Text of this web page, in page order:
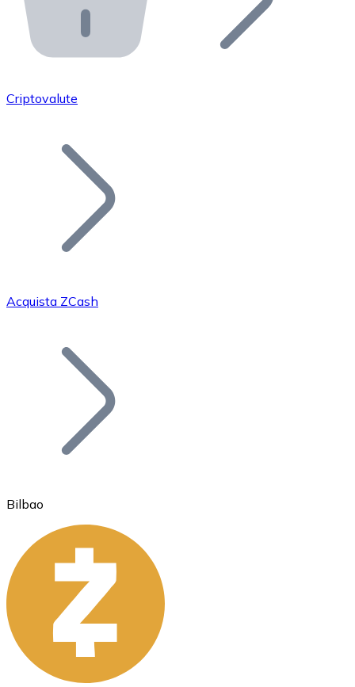
API Bitnovo
Integra la nostra API nel tuo ecosistema.
Unisciti alla nostra rete di rivenditori e
Aggiungi il token del tuo progetto al nostro servizio di
Bitcoin
Ethereum
ETH
Criptovalute
Acquista ZCash
Bilbao